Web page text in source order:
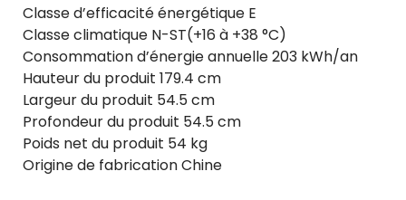
Classe d’efficacité énergétique E
Classe climatique N-ST(+16 à +38 °C)
Consommation d’énergie annuelle 203 kWh/an
Hauteur du produit 179.4 cm
Largeur du produit 54.5 cm
Profondeur du produit 54.5 cm
Poids net du produit 54 kg
Origine de fabrication Chine